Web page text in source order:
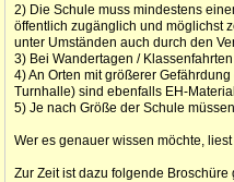
2) Die Schule muss mindestens
öffentlich zugänglich und möglichst
unter Umständen auch durch den
3) Bei Wandertagen /
4) An Orten mit größerer
Turnhalle) sind ebenfalls EH-
5) Je nach Größe der Schule
Wer es genauer wissen möchte,
Zur Zeit ist dazu folgende Broschüre